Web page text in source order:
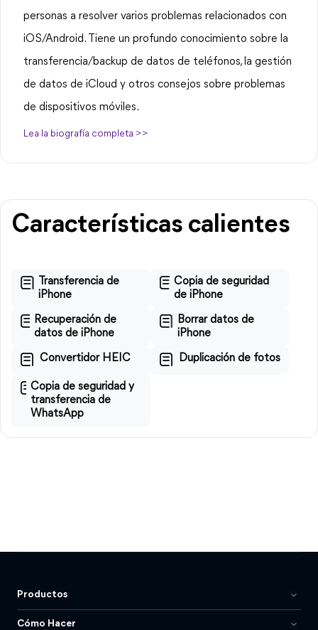
personas a resolver varios problemas relacionados con
iOS/Android. Tiene un profundo conocimiento sobre la
transferencia/backup de datos de teléfonos, la gestión
de datos de iCloud y otros consejos sobre problemas
de dispositivos móviles.
Lea la biografía completa >>
Características calientes
Transferencia de
iPhone
Copia de seguridad
de iPhone
Recuperación de
datos de iPhone
Borrar datos de
iPhone
Convertidor HEIC Duplicación de fotos
Copia de seguridad y
transferencia de
WhatsApp
Productos
Cómo Hacer